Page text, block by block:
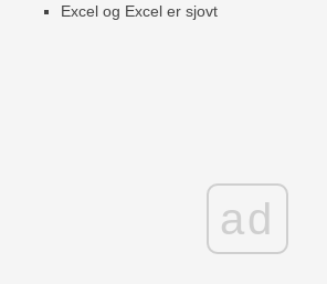
Excel og Excel er sjovt
ad